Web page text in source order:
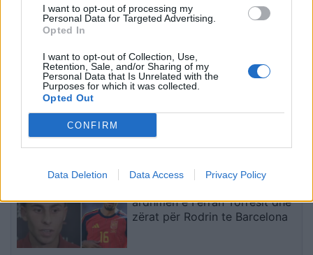
I want to opt-out of processing my
Personal Data for Targeted Advertising.
Opted In
I want to opt-out of Collection, Use,
Retention, Sale, and/or Sharing of my
Personal Data that Is Unrelated with the
Purposes for which it was collected.
Opted Out
CONFIRM
Data Deletion Data Access Privacy Policy
Dera e dhomës së fëmijës, e
disa anije drejt Detit të Zi,
shtohen paqartësitë për
tregtinë detare
ardhmen e Ferran Torresit dhe
zërat për Rodrin te Barcelona